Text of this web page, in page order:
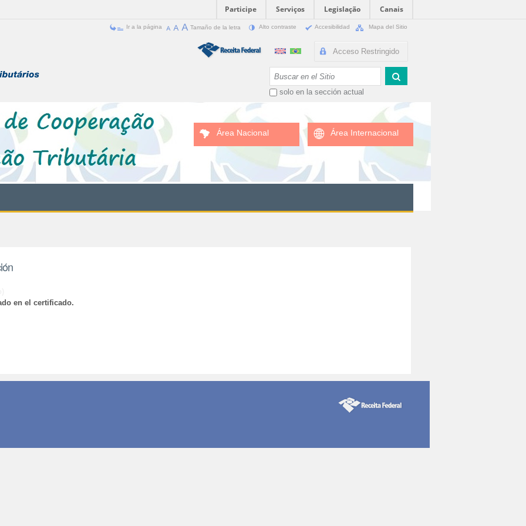
Participe Serviços Legislação
Canais
Ir a la página Tamaño de la letra Alto contraste Accesibilidad Mapa del Sitio
Acceso Restringido
solo en la sección actual
Área Nacional Área Internacional
en el certificado.